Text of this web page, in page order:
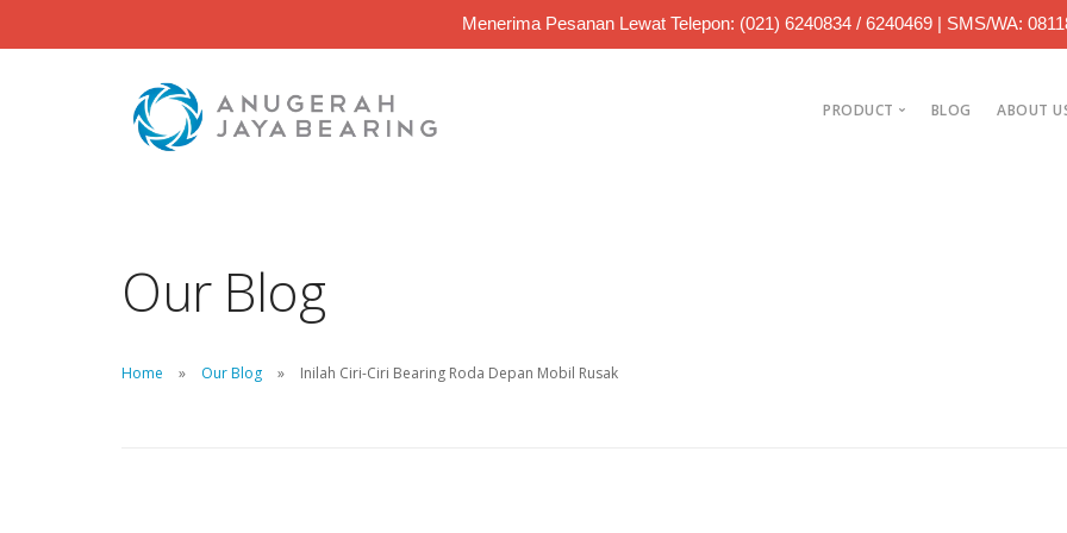
Menerima Pesanan Lewat Telepon: (021) 6240834 / 6240469 | SMS/WA:
PRODUCT BLOG ABOUT
Our Blog
Home Our Blog Inilah Ciri-Ciri Bearing Roda Depan Mobil Rusak